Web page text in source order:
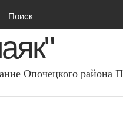
Поиск
Опочецкого района